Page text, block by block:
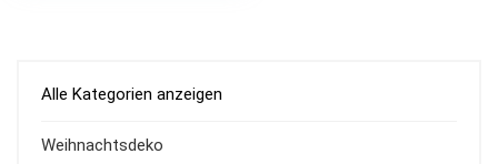
Alle Kategorien anzeigen
Weihnachtsdeko